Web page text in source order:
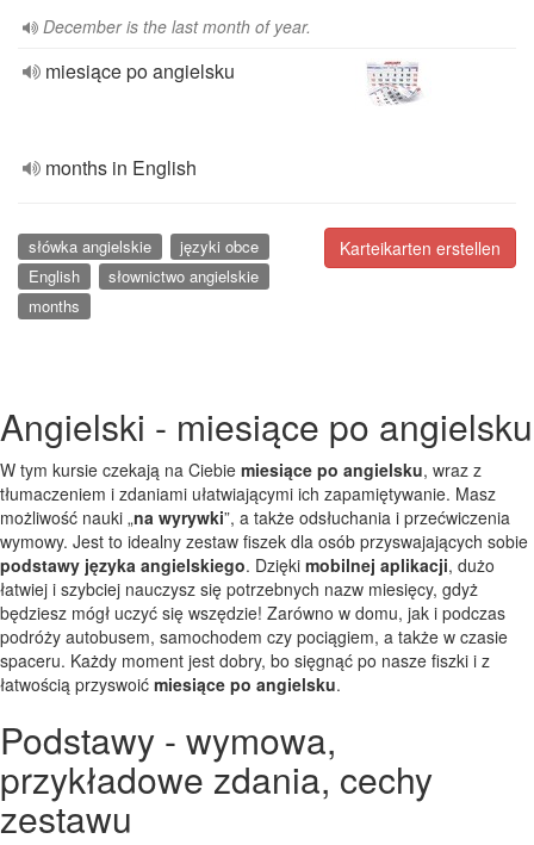
December is the last month of year.
miesiące po angielsku
months in English
Karteikarten erstellen
słówka angielskie
języki obce
English
słownictwo angielskie
months
Angielski - miesiące po angielsku
W tym kursie czekają na Ciebie miesiące po angielsku, wraz z
tłumaczeniem i zdaniami ułatwiającymi ich zapamiętywanie. Masz
możliwość nauki „na wyrywki”, a także odsłuchania i przećwiczenia
wymowy. Jest to idealny zestaw fiszek dla osób przyswajających sobie
podstawy języka angielskiego. Dzięki mobilnej aplikacji, dużo
łatwiej i szybciej nauczysz się potrzebnych nazw miesięcy, gdyż
będziesz mógł uczyć się wszędzie! Zarówno w domu, jak i podczas
podróży autobusem, samochodem czy pociągiem, a także w czasie
spaceru. Każdy moment jest dobry, bo sięgnąć po nasze fiszki i z
łatwością przyswoić miesiące po angielsku.
Podstawy - wymowa,
przykładowe zdania, cechy
zestawu